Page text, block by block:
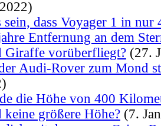
sein, dass Voyager 1 in nur
Entfernung an dem
Giraffe vorüberfliegt? (27.
Audi-Rover zum Mond
die Höhe von 400
keine größere Höhe? (7.